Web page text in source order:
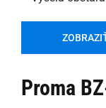
Proma